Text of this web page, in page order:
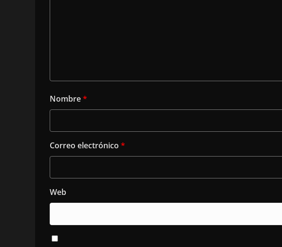
Nombre*
Correo electrónico *
Web